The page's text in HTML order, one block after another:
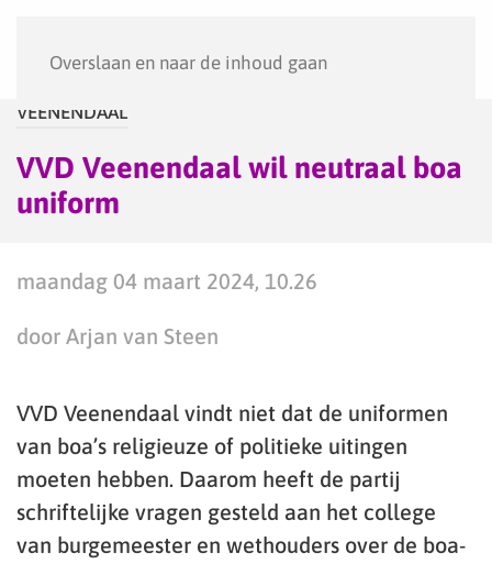
Overslaan en naar de inhoud gaan
VEENENDAAL
VVD Veenendaal wil neutraal boa
uniform
maandag 04 maart 2024, 10.26
door Arjan van Steen
VVD Veenendaal vindt niet dat de uniformen
van boa’s religieuze of politieke uitingen
moeten hebben. Daarom heeft de partij
schriftelijke vragen gesteld aan het college
van burgemeester en wethouders over de boa-